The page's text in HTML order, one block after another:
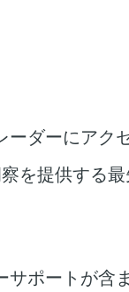
ダーにアク
を提供する
ポートが含